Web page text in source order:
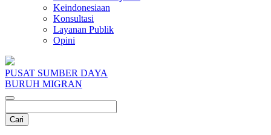
Keindonesiaan
Konsultasi
Layanan Publik
Opini
PUSAT SUMBER DAYA
BURUH MIGRAN